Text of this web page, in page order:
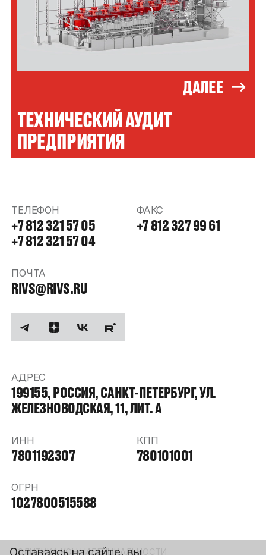
ДАЛЕЕ
ТЕХНИЧЕСКИЙ АУДИТ
ПРЕДПРИЯТИЯ
ТЕЛЕФОН
+7 812 321 57 05
+7 812 321 57 04
ФАКС
+7 812 327 99 61
ПОЧТА
RIVS@RIVS.RU
АДРЕС
199155, РОССИЯ, САНКТ-ПЕТЕРБУРГ, УЛ.
ЖЕЛЕЗНОВОДСКАЯ, 11, ЛИТ. А
ИНН
7801192307
КПП
780101001
ОГРН
1027800515588
ПОЛИТИКА КОНФИДЕНЦИАЛЬНОСТИ
Оставаясь на сайте, вы